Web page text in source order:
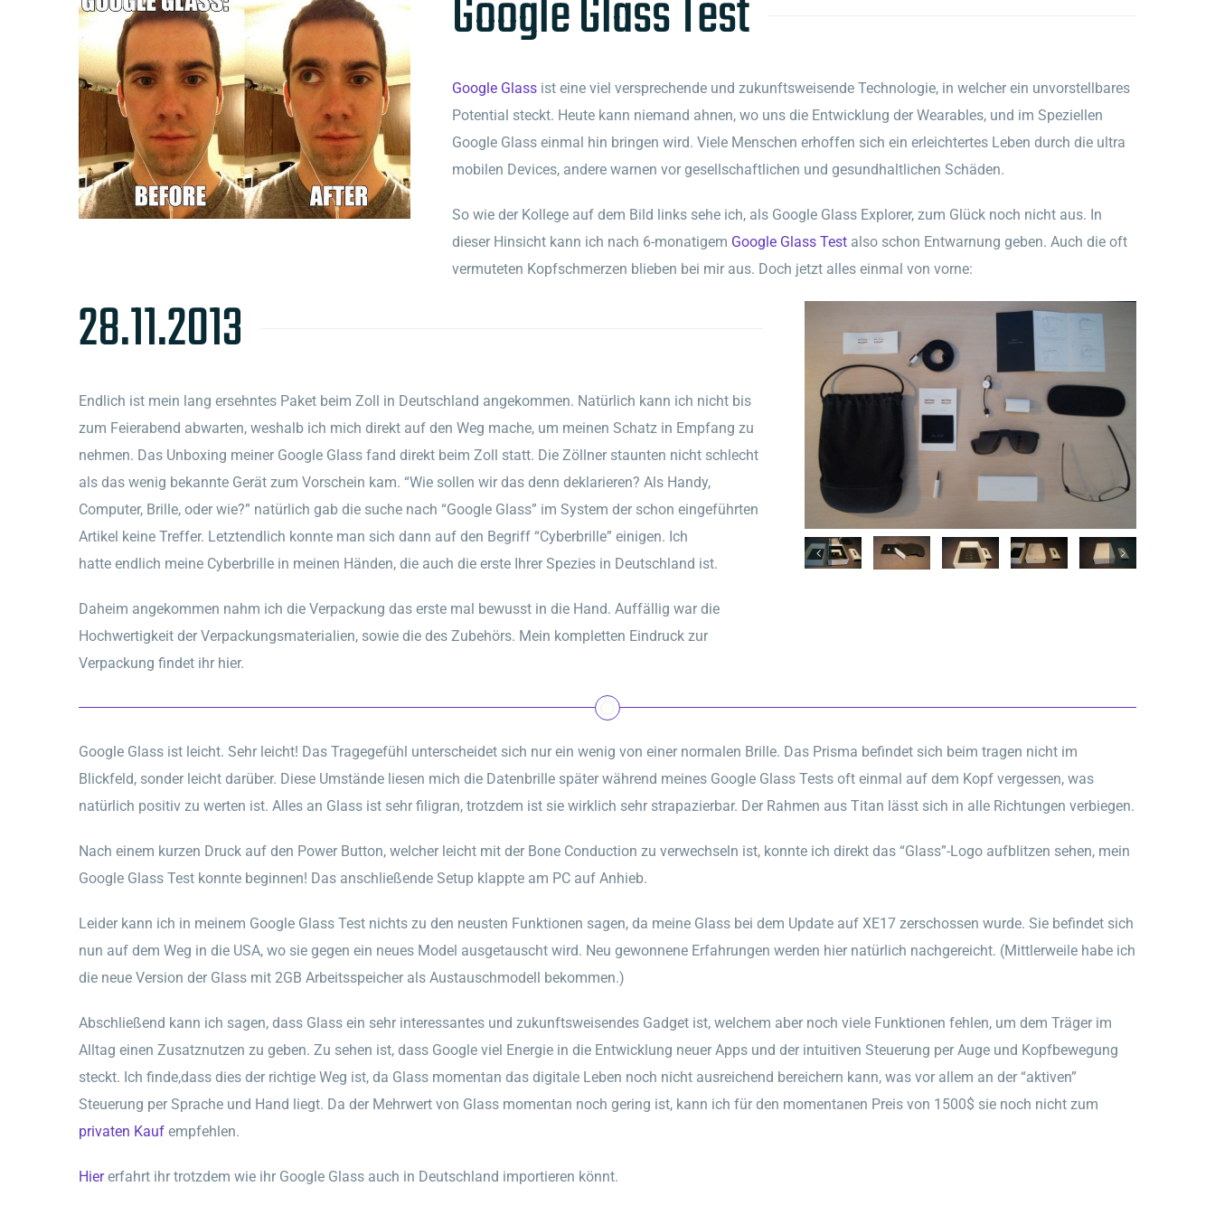
Google Glass Test
Google Glass ist eine viel versprechende und zukunftsweisende Technologie, in welcher ein unvorstellbares
Potential steckt. Heute kann niemand ahnen, wo uns die Entwicklung der Wearables, und im Speziellen
Google Glass einmal hin bringen wird. Viele Menschen erhoffen sich ein erleichtertes Leben durch die ultra
mobilen Devices, andere warnen vor gesellschaftlichen und gesundhaltlichen Schäden.
So wie der Kollege auf dem Bild links sehe ich, als Google Glass Explorer, zum Glück noch nicht aus. In
dieser Hinsicht kann ich nach 6-monatigem Google Glass Test also schon Entwarnung geben. Auch die oft
vermuteten Kopfschmerzen blieben bei mir aus. Doch jetzt alles einmal von vorne:
28.11.2013
Endlich ist mein lang ersehntes Paket beim Zoll in Deutschland angekommen. Natürlich kann ich nicht bis
zum Feierabend abwarten, weshalb ich mich direkt auf den Weg mache, um meinen Schatz in Empfang zu
nehmen. Das Unboxing meiner Google Glass fand direkt beim Zoll statt. Die Zöllner staunten nicht schlecht
als das wenig bekannte Gerät zum Vorschein kam. “Wie sollen wir das denn deklarieren? Als Handy,
Computer, Brille, oder wie?” natürlich gab die suche nach “Google Glass” im System der schon eingeführten
Artikel keine Treffer. Letztendlich konnte man sich dann auf den Begriff “Cyberbrille” einigen. Ich
hatte endlich meine Cyberbrille in meinen Händen, die auch die erste Ihrer Spezies in Deutschland ist.
Daheim angekommen nahm ich die Verpackung das erste mal bewusst in die Hand. Auffällig war die
Hochwertigkeit der Verpackungsmaterialien, sowie die des Zubehörs. Mein kompletten Eindruck zur
Verpackung findet ihr hier.
Google Glass ist leicht. Sehr leicht! Das Tragegefühl unterscheidet sich nur ein wenig von einer normalen Brille. Das Prisma befindet sich beim tragen nicht im
Blickfeld, sonder leicht darüber. Diese Umstände liesen mich die Datenbrille später während meines Google Glass Tests oft einmal auf dem Kopf vergessen, was
natürlich positiv zu werten ist. Alles an Glass ist sehr filigran, trotzdem ist sie wirklich sehr strapazierbar. Der Rahmen aus Titan lässt sich in alle Richtungen verbiegen.
Nach einem kurzen Druck auf den Power Button, welcher leicht mit der Bone Conduction zu verwechseln ist, konnte ich direkt das “Glass”-Logo aufblitzen sehen, mein
Google Glass Test konnte beginnen! Das anschließende Setup klappte am PC auf Anhieb.
Leider kann ich in meinem Google Glass Test nichts zu den neusten Funktionen sagen, da meine Glass bei dem Update auf XE17 zerschossen wurde. Sie befindet sich
nun auf dem Weg in die USA, wo sie gegen ein neues Model ausgetauscht wird. Neu gewonnene Erfahrungen werden hier natürlich nachgereicht. (Mittlerweile habe ich
die neue Version der Glass mit 2GB Arbeitsspeicher als Austauschmodell bekommen.)
Abschließend kann ich sagen, dass Glass ein sehr interessantes und zukunftsweisendes Gadget ist, welchem aber noch viele Funktionen fehlen, um dem Träger im
Alltag einen Zusatznutzen zu geben. Zu sehen ist, dass Google viel Energie in die Entwicklung neuer Apps und der intuitiven Steuerung per Auge und Kopfbewegung
steckt. Ich finde,dass dies der richtige Weg ist, da Glass momentan das digitale Leben noch nicht ausreichend bereichern kann, was vor allem an der “aktiven”
Steuerung per Sprache und Hand liegt. Da der Mehrwert von Glass momentan noch gering ist, kann ich für den momentanen Preis von 1500$ sie noch nicht zum
privaten Kauf empfehlen.
Hiererfahrt ihr trotzdem wie ihr Google Glass auch in Deutschland importieren könnt.